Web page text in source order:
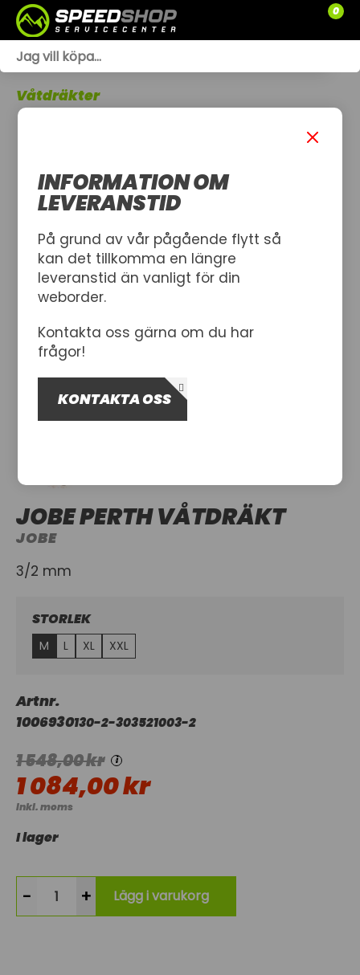
0
SLÄPVAGNAR
Våtdräkter
SOMMARKAMPANJ
JOBE PERTH VÅTDRÄKT
JOBE
3/2 mm
STORLEK
M L XL XXL
Artnr.
1006930130-2-303521003-2
1 548,00 kr i
1 084,00 kr
Inkl. moms
I lager
- + Lägg i varukorg
INFORMATION OM
LEVERANSTID
På grund av vår pågående flytt så
kan det tillkomma en längre
leveranstid än vanligt för din
weborder.
Kontakta oss gärna om du har
frågor!
KONTAKTA OSS
JOBE Perth Våtdräkt